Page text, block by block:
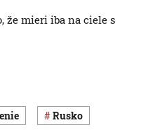
že mieri iba na ciele s
Rusko